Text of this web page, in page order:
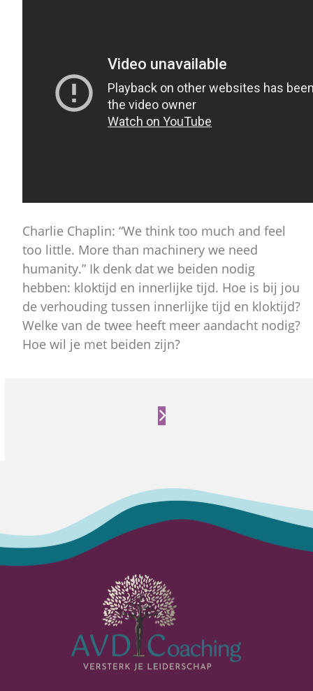
Charlie Chaplin: “We think too much and feel
too little. More than machinery we need
humanity.” Ik denk dat we beiden nodig
hebben: kloktijd en innerlijke tijd. Hoe is bij jou
de verhouding tussen innerlijke tijd en kloktijd?
Welke van de twee heeft meer aandacht nodig?
Hoe wil je met beiden zijn?